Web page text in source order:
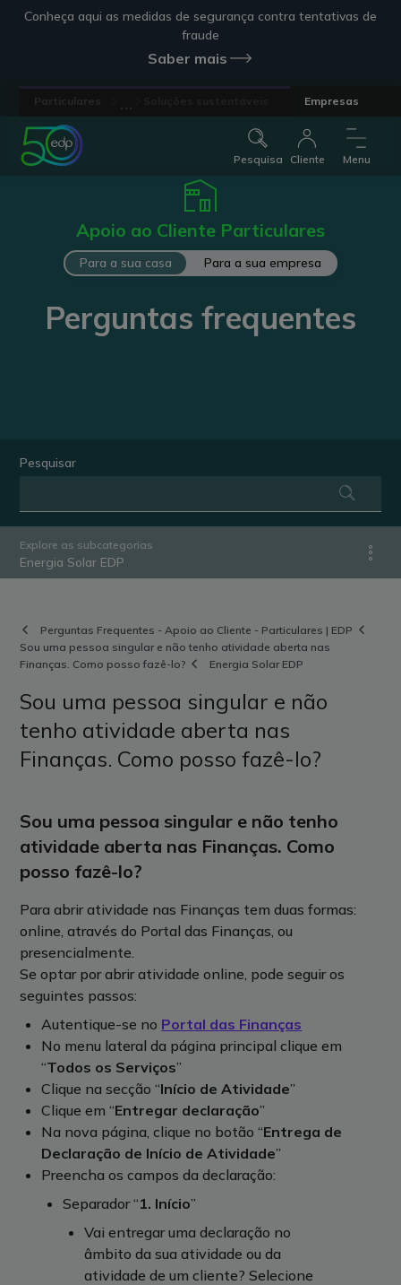
Conheça aqui as medidas de segurança contra tentativas de
fraude
Saber mais
Empresas
Pesquisa Cliente Menu
Apoio ao Cliente Particulares
Para a sua casa Para a sua empresa
Perguntas frequentes
Pesquisar
Explore as subcategorias
Energia Solar EDP
Perguntas Frequentes - Apoio ao Cliente - Particulares | EDP
Sou uma pessoa singular e não tenho atividade aberta nas
Finanças. Como posso fazê-lo?
Energia Solar EDP
Sou uma pessoa singular e não
tenho atividade aberta nas
Finanças. Como posso fazê-lo?
Sou uma pessoa singular e não tenho
atividade aberta nas Finanças. Como
posso fazê-lo?
Para abrir atividade nas Finanças tem duas formas:
online, através do Portal das Finanças, ou
presencialmente.
Se optar por abrir atividade online, pode seguir os
seguintes passos:
Autentique-se no Portal das Finanças
No menu lateral da página principal clique em
“Todos os Serviços”
Clique na secção “Início de Atividade”
Clique em “Entregar declaração”
Na nova página, clique no botão “Entrega de
Declaração de Início de Atividade”
Preencha os campos da declaração:
Separador “1. Início”
Vai entregar uma declaração no
âmbito da sua atividade ou da
atividade de um cliente? Selecione